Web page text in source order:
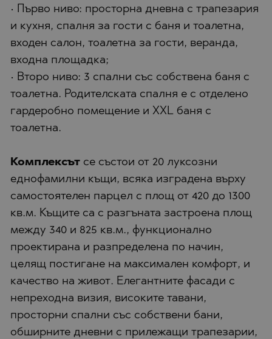
• Първо ниво: просторна дневна с трапезария
и кухня, спалня за гости с баня и тоалетна,
входен салон, тоалетна за гости, веранда,
входна площадка;
• Второ ниво: 3 спални със собствена баня с
тоалетна. Родителската спалня е с отделено
гардеробно помещение и XXL баня с
тоалетна.
Комплексът се състои от 20 луксозни
еднофамилни къщи, всяка изградена върху
самостоятелен парцел с площ от 420 до 1300
кв.м. Къщите са с разгъната застроена площ
между 340 и 825 кв.м., функционално
проектирана и разпределена по начин,
целящ постигане на максимален комфорт, и
качество на живот. Елегантните фасади с
непреходна визия, високите тавани,
просторни спални със собствени бани,
обширните дневни с прилежащи трапезарии,